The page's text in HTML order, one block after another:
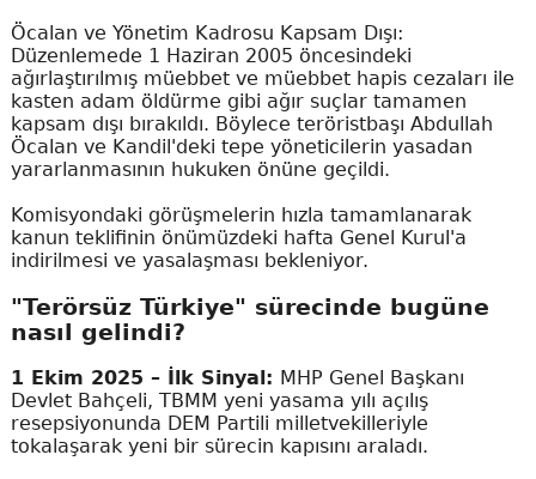
Öcalan ve Yönetim Kadrosu Kapsam Dışı:
Düzenlemede 1 Haziran 2005 öncesindeki
ağırlaştırılmış müebbet ve müebbet hapis cezaları ile
kasten adam öldürme gibi ağır suçlar tamamen
kapsam dışı bırakıldı. Böylece teröristbaşı Abdullah
Öcalan ve Kandil'deki tepe yöneticilerin yasadan
yararlanmasının hukuken önüne geçildi.
Komisyondaki görüşmelerin hızla tamamlanarak
kanun teklifinin önümüzdeki hafta Genel Kurul'a
indirilmesi ve yasalaşması bekleniyor.
"Terörsüz Türkiye" sürecinde bugüne
nasıl gelindi?
1 Ekim 2025 – İlk Sinyal: MHP Genel Başkanı
Devlet Bahçeli, TBMM yeni yasama yılı açılış
resepsiyonunda DEM Partili milletvekilleriyle
tokalaşarak yeni bir sürecin kapısını araladı.